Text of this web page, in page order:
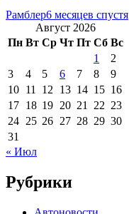
Рамблер6 месяцев спустя
Август 2026
Пн Вт Ср Чт Пт Сб Вс
1
2
3
4 5 6 7 8
9
10 11 12 13 14 15 16
17 18 19 20 21 22 23
24 25 26 27 28 29 30
31
« Июл
Рубрики